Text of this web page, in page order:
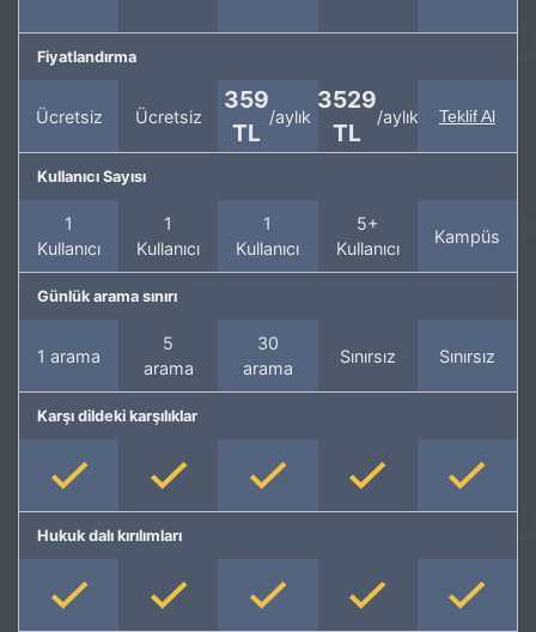
Fiyatlandırma
Ücretsiz Ücretsiz
359
TL
/aylık
3529
TL
/aylık Teklif Al
Kullanıcı Sayısı
1
Kullanıcı
1
Kullanıcı
1
Kullanıcı
5+
Kullanıcı
Kampüs
Günlük arama sınırı
1 arama
5
arama
30
arama
Sınırsız Sınırsız
Karşı dildeki karşılıklar
Hukuk dalı kırılımları